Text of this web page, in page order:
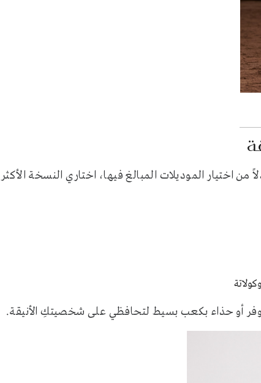
الواسعة من أبرز اتجاهات 2026، لكن بدلاً من اختيار الموديلات المبالغ فيها، اختاري النسخة الأكثر
أو حذاء بكعب بسيط لتحافظي على شخصيتكِ الأنيقة.